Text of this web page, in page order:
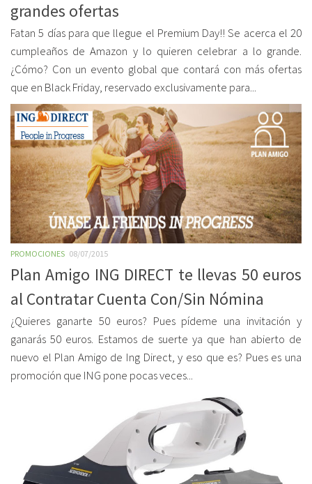
grandes ofertas
Fatan 5 días para que llegue el Premium Day!! Se acerca el 20
cumpleaños de Amazon y lo quieren celebrar a lo grande.
¿Cómo? Con un evento global que contará con más ofertas
que en Black Friday, reservado exclusivamente para...
PROMOCIONES 08/07/2015
Plan Amigo ING DIRECT te llevas 50 euros
al Contratar Cuenta Con/Sin Nómina
¿Quieres ganarte 50 euros? Pues pídeme una invitación y
ganarás 50 euros. Estamos de suerte ya que han abierto de
nuevo el Plan Amigo de Ing Direct, y eso que es? Pues es una
promoción que ING pone pocas veces...